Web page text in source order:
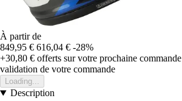
À partir de
849,95 € 616,04 € -28%
+30,80 € offerts sur votre prochaine commande
validation de votre commande
Loading...
Description